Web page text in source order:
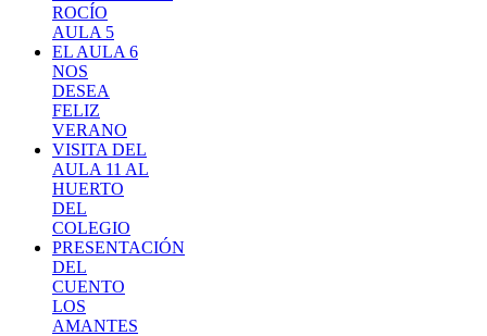
ROCÍO
AULA 5
EL AULA 6
NOS
DESEA
FELIZ
VERANO
VISITA DEL
AULA 11 AL
HUERTO
DEL
COLEGIO
PRESENTACIÓN
DEL
CUENTO
LOS
AMANTES